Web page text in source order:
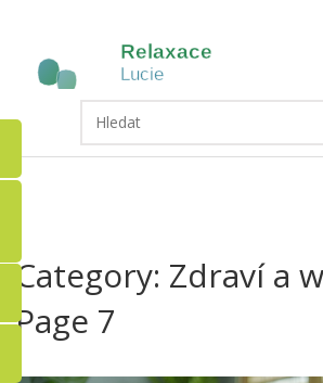
Category: Zdraví a
Page 7